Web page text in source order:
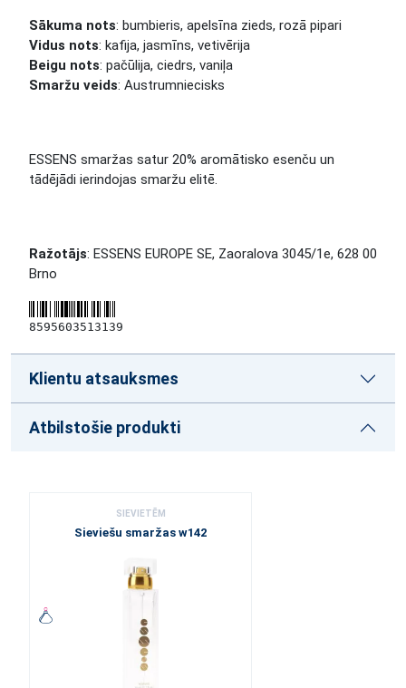
Sākuma nots: bumbieris, apelsīna zieds, rozā pipari
Vidus nots: kafija, jasmīns, vetivērija
Beigu nots: pačūlija, ciedrs, vaniļa
Smaržu veids: Austrumniecisks
ESSENS smaržas satur 20% aromātisko esenču un
tādējādi ierindojas smaržu elitē.
Ražotājs: ESSENS EUROPE SE, Zaoralova 3045/1e, 628 00
Brno
8595603513139
Klientu atsauksmes
Atbilstošie produkti
SIEVIETĒM
Sieviešu smaržas w142